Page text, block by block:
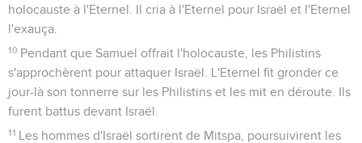
holocauste à l'Eternel. Il cria à l'Eternel pour Israël et l'Eternel
l'exauça.
10 Pendant que Samuel offrait l'holocauste, les Philistins
s'approchèrent pour attaquer Israël. L'Eternel fit gronder ce
jour-là son tonnerre sur les Philistins et les mit en déroute. Ils
furent battus devant Israël.
11 Les hommes d'Israël sortirent de Mitspa, poursuivirent les